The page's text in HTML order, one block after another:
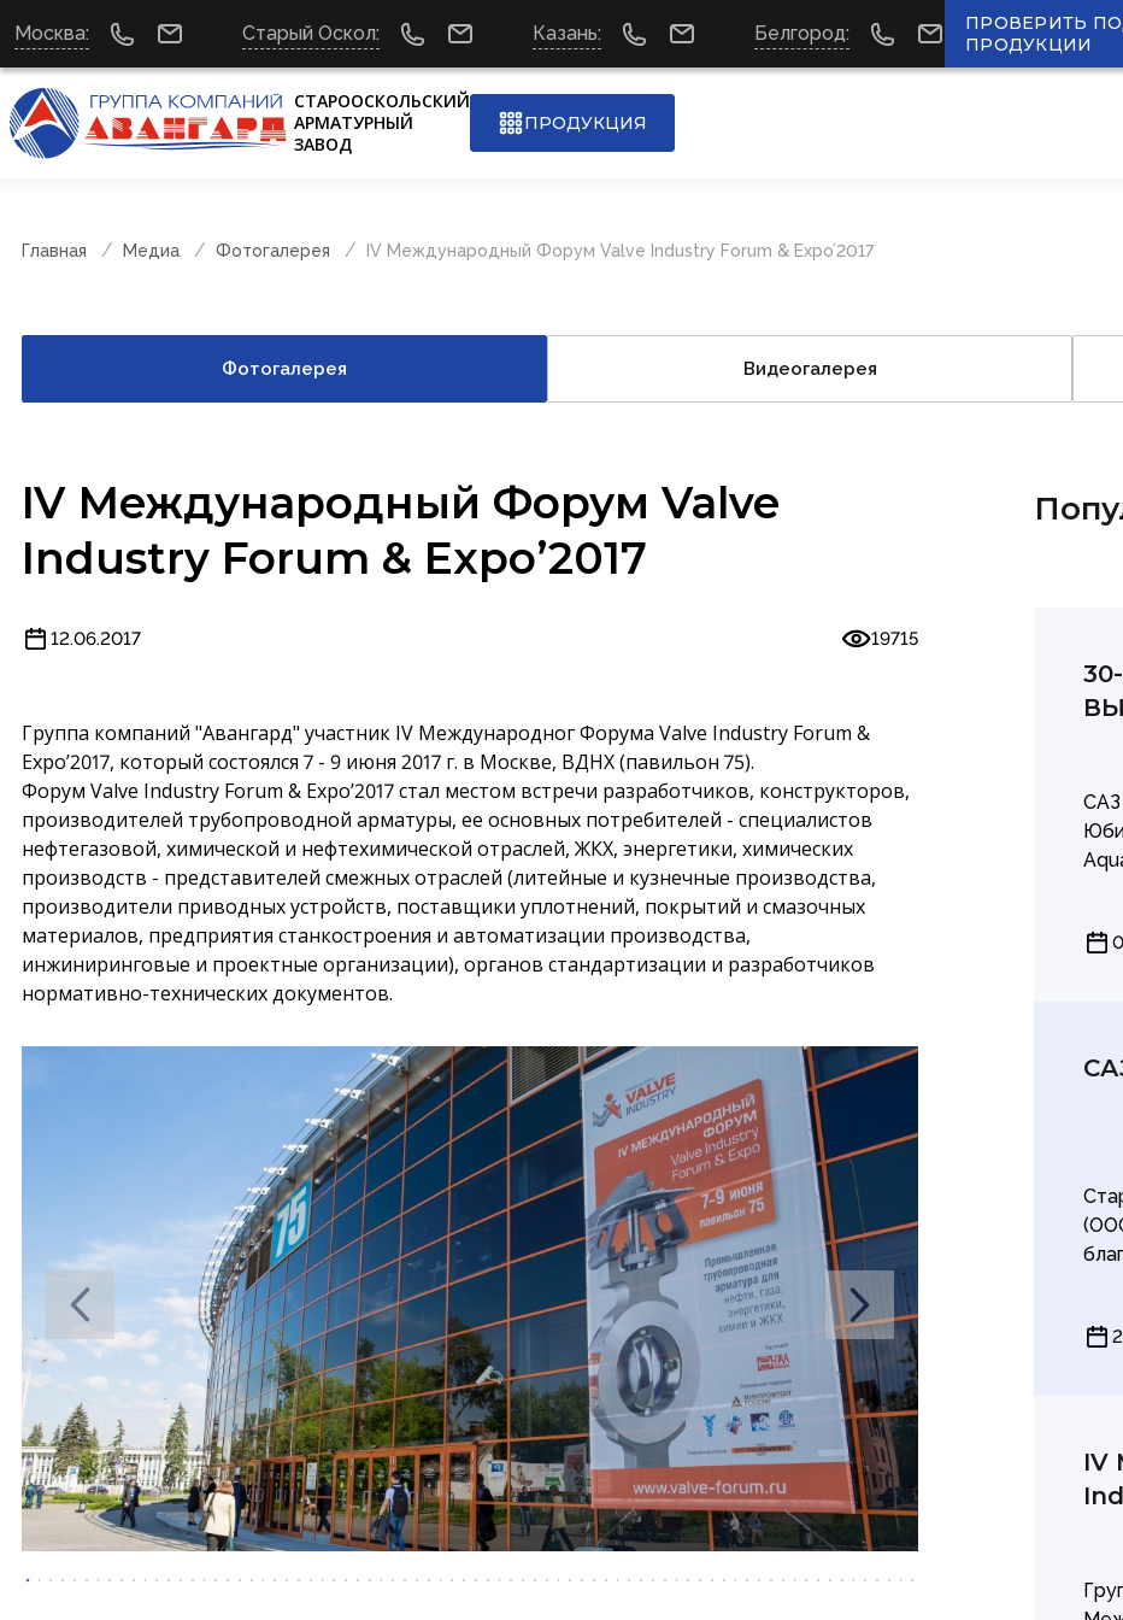
Москва: Старый Оскол: Казань: Белгород:
ПРОВЕРИТЬ
ПРОДУКЦИИ
СТАРООСКОЛЬСКИЙ
АРМАТУРНЫЙ
ЗАВОД
ПРОДУКЦИЯ
Главная Медиа Фотогалерея IV Международный Форум Valve Industry Forum & Expo’2017
Фотогалерея Видеогалерея
IV Международный Форум Valve
Industry Forum & Expo’2017
12.06.2017 19715
Группа компаний "Авангард" участник IV Международног Форума Valve Industry Forum &
Expo’2017, который состоялся 7 - 9 июня 2017 г. в Москве, ВДНХ (павильон 75).
Форум Valve Industry Forum & Expo’2017 стал местом встречи разработчиков, конструкторов,
производителей трубопроводной арматуры, ее основных потребителей - специалистов
нефтегазовой, химической и нефтехимической отраслей, ЖКХ, энергетики, химических
производств - представителей смежных отраслей (литейные и кузнечные производства,
производители приводных устройств, поставщики уплотнений, покрытий и смазочных
материалов, предприятия станкостроения и автоматизации производства,
инжиниринговые и проектные организации), органов стандартизации и разработчиков
нормативно-технических документов.
САЗ
IV